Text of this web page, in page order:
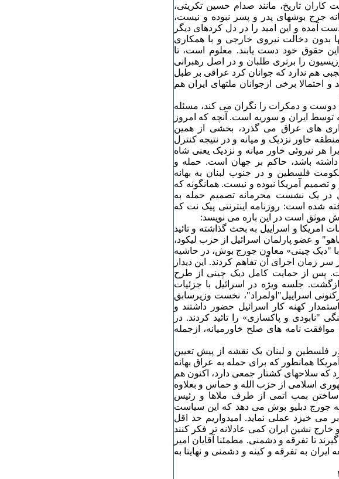
کاران تاریخ، مانند صدام حسین تکریتی،
جرج بوشهای پدر و پسر نبوده و نیست،
آمده و این امید را در دل کردهای دیگر
بدون دخالت نیروی خارجی و با همکاری
حقوق خود دست یابند. معلوم است، تا
را برتری طلبان و در اصل رهبرانی
هم ندارد که جوانان کرد عراقی بر طبل
احتمالا برخی ازجوانان ملتهای ایران هم
دوست و دمکرات را نگران می کند، مسئله
توسط ایران و سوریه است. آنچه که امروز
های عراق می گذرد، بخشی از همین
خاور نزدیک و میانه و در نتیجه کنترل
هر نیروئی خاور میانه و نزدیک یعنی شاه
باشد، حاکم بر جهان است. حمله و
فلسطین و در جنوب لبنان به بهانه
تصمیم آمریکا نبوده و نیست. همانگونه که
در یک نشست محرمانه تصمیم حمله به
شده است: روزنامه اینترنتی پیک نت که
موثق است در این باره می نویسد:
امریکا و اسراییل به بحث گذاشته و تائید
و عضو پارلمان اسرائیل از حزب لیکود،
"دیک چینی» معاون جورج بوش، در حاشیه
سر زمان اجرای آن تفاهم کردند. این دیدار
صورت گرفت. پس از حمایت کامل دیک چینی از طرح
جلسه ویژه در اسرائیل با جزئیات
اسراییل"اولمراد"، نخست وزیرسابق
کهنه کار اسرائیل حضور داشتند و
و پاکسازی» را تائید کردند. در
نامه های صلح خاورمیانه، ازجمله
فلسطین و لبنان یک نقشه از پیش تعیین
همانطور که برای حمله به عراق بهانه
که سلاحهای کشتار جمعی دارد، اکنون هم
اسلامی از حزب الله و حماس و بعلاوه
ساختن بمب اتمی از طرف ملاها و رئیس
جورج دبلیو بوش می دهد که این سیاست
خیزد عملی نماید. امیدواریم حد اقل
نشین ایران کمی عادلانه تر فکر کنند
تا تفرقه و دشمنی. مطمئنا آقایان امیر
به تفرقه و کینه و دشمنی و نهایتا به